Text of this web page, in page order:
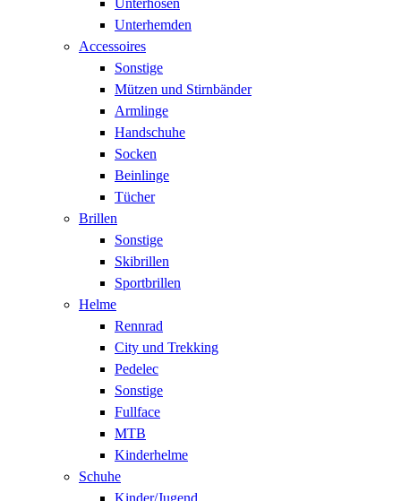
Unterhemden
Accessoires
Sonstige
Mützen und Stirnbänder
Armlinge
Handschuhe
Socken
Beinlinge
Tücher
Brillen
Sonstige
Skibrillen
Sportbrillen
Helme
Rennrad
City und Trekking
Pedelec
Sonstige
Fullface
MTB
Kinderhelme
Schuhe
Kinder/Jugend